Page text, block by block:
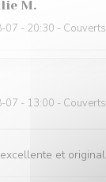
M
07 - 20:30 -
07 - 13:00 -
et